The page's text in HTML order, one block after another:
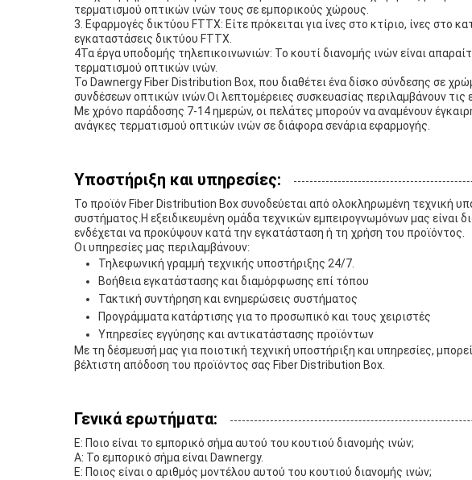
τερματισμού οπτικών ινών τους σε εμπορικούς χώρους.
3. Εφαρμογές δικτύου FTTX: Είτε πρόκειται για ίνες στο κτίριο, ίνες στο
εγκαταστάσεις δικτύου FTTX.
4Τα έργα υποδομής τηλεπικοινωνιών: Το κουτί διανομής ινών είναι
τερματισμού οπτικών ινών.
Το Dawnergy Fiber Distribution Box, που διαθέτει ένα δίσκο σύνδεσης σε
συνδέσεων οπτικών ινών.Οι λεπτομέρειες συσκευασίας περιλαμβάνουν
Με χρόνο παράδοσης 7-14 ημερών, οι πελάτες μπορούν να αναμένουν
ανάγκες τερματισμού οπτικών ινών σε διάφορα σενάρια εφαρμογής.
Υποστήριξη και υπηρεσίες:
Το προϊόν Fiber Distribution Box συνοδεύεται από ολοκληρωμένη τεχνική
συστήματος.Η εξειδικευμένη ομάδα τεχνικών εμπειρογνωμόνων μας
ενδέχεται να προκύψουν κατά την εγκατάσταση ή τη χρήση του προϊόντος.
Οι υπηρεσίες μας περιλαμβάνουν:
Τηλεφωνική γραμμή τεχνικής υποστήριξης 24/7.
Βοήθεια εγκατάστασης και διαμόρφωσης επί τόπου
Τακτική συντήρηση και ενημερώσεις συστήματος
Προγράμματα κατάρτισης για το προσωπικό και τους χειριστές
Υπηρεσίες εγγύησης και αντικατάστασης προϊόντων
Με τη δέσμευσή μας για ποιοτική τεχνική υποστήριξη και υπηρεσίες,
βέλτιστη απόδοση του προϊόντος σας Fiber Distribution Box.
Γενικά ερωτήματα:
Ε: Ποιο είναι το εμπορικό σήμα αυτού του κουτιού διανομής ινών;
Α: Το εμπορικό σήμα είναι Dawnergy.
Ε: Ποιος είναι ο αριθμός μοντέλου αυτού του κουτιού διανομής ινών;